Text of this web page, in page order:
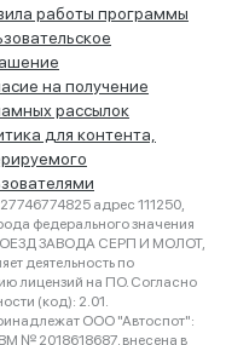
работы программы
на получение
рассылок
для контента,
адрес 111250,
федерального значения
ЗАВОДА СЕРП И МОЛОТ,
деятельность по
лицензий на ПО. Согласно
(код): 2.01.
ООО "Автоспот":
№ 2018618687, внесена в